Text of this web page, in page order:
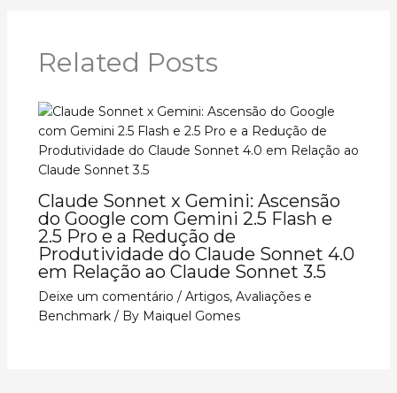
Related Posts
Claude Sonnet x Gemini: Ascensão
do Google com Gemini 2.5 Flash e
2.5 Pro e a Redução de
Produtividade do Claude Sonnet 4.0
em Relação ao Claude Sonnet 3.5
Deixe um comentário / Artigos, Avaliações e
Benchmark/ By Maiquel Gomes